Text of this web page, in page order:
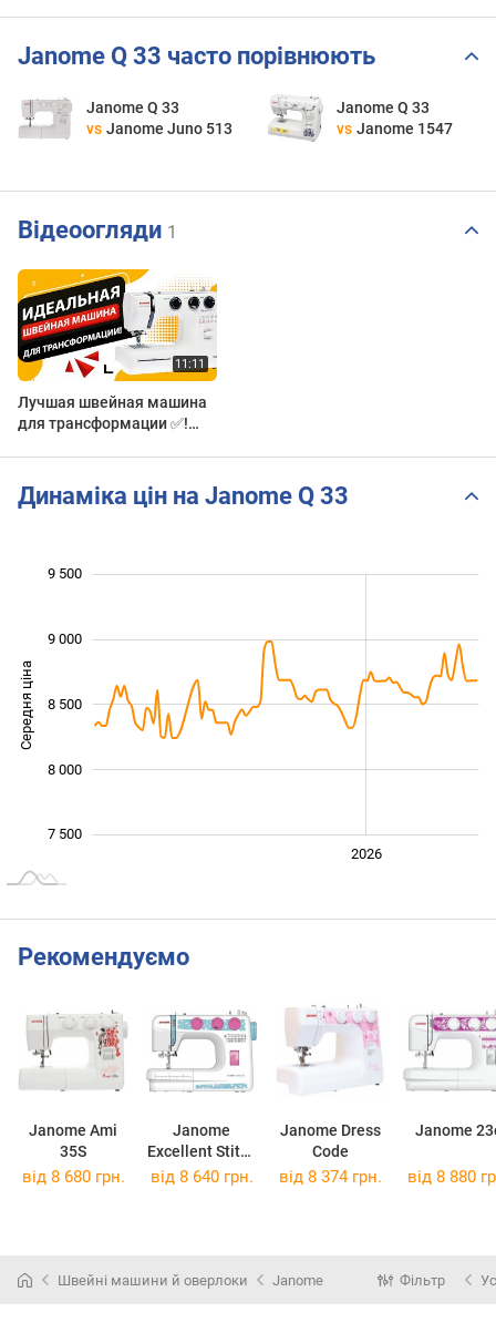
Janome Q 33 часто порівнюють
Janome Q 33
vs Janome Juno 513
Janome Q 33
vs Janome 1547
Відеоогляди 1
Лучшая швейная машина
для трансформации ✅!
Динаміка цін на Janome Q 33
Середня ціна 7 800
8 000
9 500
9 000
8 500
7 500
2026
Рекомендуємо
Janome Ami
35S
Janome
Excellent Stitch
23
Janome Dress
Code
Janome
від 8 680 грн. від 8 640 грн. від 8 374 грн. від 8 880
Швейні машини й оверлоки Janome Фільтр